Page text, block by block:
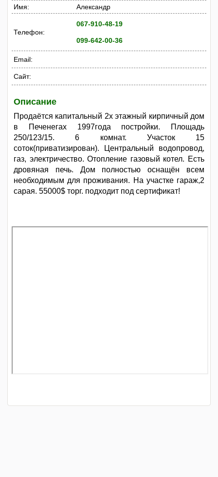
Имя:
Александр
Телефон:
067-910-48-19
099-642-00-36
Email:
Сайт:
Описание
Продаётся капитальный 2х этажный кирпичный дом
в Печенегах 1997года постройки. Площадь
250/123/15. 6 комнат. Участок 15
соток(приватизирован). Центральный водопровод,
газ, электричество. Отопление газовый котел. Есть
дровяная печь. Дом полностью оснащён всем
необходимым для проживания. На участке гараж,2
сарая. 55000$ торг. подходит под сертификат!